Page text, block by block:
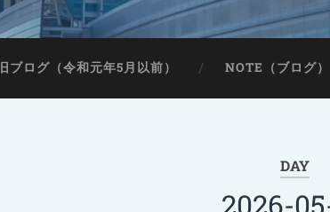
旧ブログ（令和元年5月以前） NOTE（ブログ）
DAY